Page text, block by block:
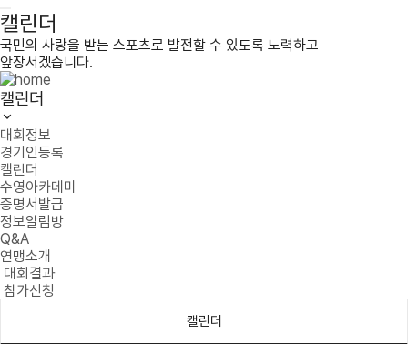
캘린더
국민의 사랑을 받는 스포츠로 발전할 수 있도록 노력하고
앞장서겠습니다.
캘린더
대회정보
경기인등록
캘린더
수영아카데미
증명서발급
정보알림방
Q&A
연맹소개
대회결과
참가신청
캘린더